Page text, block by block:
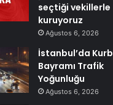
seçtiği vekillerle
kuruyoruz
Ağustos 6, 2026
İstanbul’da
Bayramı Trafik
Yoğunluğu
Ağustos 6, 2026